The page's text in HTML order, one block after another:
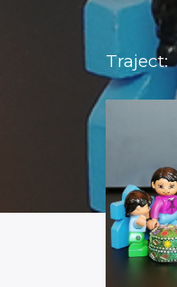
Traject: